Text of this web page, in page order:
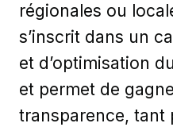
régionales ou
s’inscrit dans un
et d’optimisation
et permet de
transparence, tant